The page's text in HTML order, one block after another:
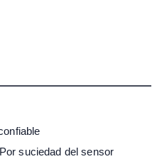
suciedad del sensor